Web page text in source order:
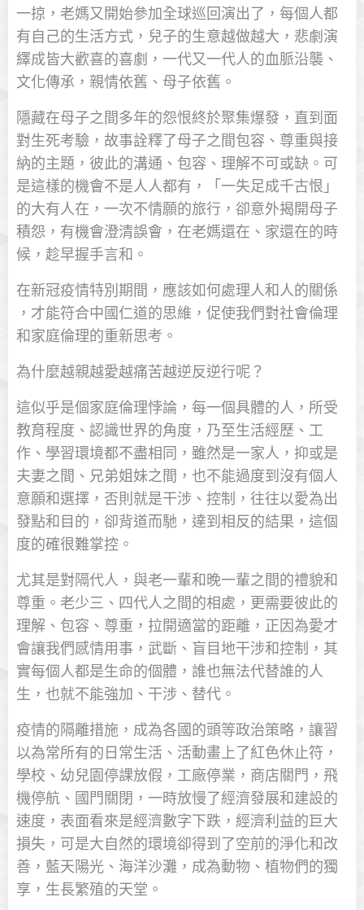
一掠，老媽又開始參加全球巡回演出了，每個人都
有自己的生活方式，兒子的生意越做越大，悲劇演
繹成皆大歡喜的喜劇，一代又一代人的血脈沿襲、
文化傳承，親情依舊、母子依舊。
隱藏在母子之間多年的怨恨終於聚集爆發，直到面
對生死考驗，故事詮釋了母子之間包容、尊重與接
納的主題，彼此的溝通、包容、理解不可或缺。可
是這樣的機會不是人人都有，「一失足成千古恨」
的大有人在，一次不情願的旅行，卻意外揭開母子
積怨，有機會澄清誤會，在老媽還在、家還在的時
候，趁早握手言和。
在新冠疫情特別期間，應該如何處理人和人的關係
，才能符合中國仁道的思維，促使我們對社會倫理
和家庭倫理的重新思考。
為什麼越親越愛越痛苦越逆反逆行呢？
這似乎是個家庭倫理悖論，每一個具體的人，所受
教育程度、認識世界的角度，乃至生活經歷、工
作、學習環境都不盡相同，雖然是一家人，抑或是
夫妻之間、兄弟姐妹之間，也不能過度到沒有個人
意願和選擇，否則就是干涉、控制，往往以愛為出
發點和目的，卻背道而馳，達到相反的結果，這個
度的確很難掌控。
尤其是對隔代人，與老一輩和晚一輩之間的禮貌和
尊重。老少三、四代人之間的相處，更需要彼此的
理解、包容、尊重，拉開適當的距離，正因為愛才
會讓我們感情用事，武斷、盲目地干涉和控制，其
實每個人都是生命的個體，誰也無法代替誰的人
生，也就不能強加、干涉、替代。
疫情的隔離措施，成為各國的頭等政治策略，讓習
以為常所有的日常生活、活動畫上了紅色休止符，
學校、幼兒園停課放假，工廠停業，商店關門，飛
機停航、國門關閉，一時放慢了經濟發展和建設的
速度，表面看來是經濟數字下跌，經濟利益的巨大
損失，可是大自然的環境卻得到了空前的淨化和改
善，藍天陽光、海洋沙灘，成為動物、植物們的獨
享，生長繁殖的天堂。